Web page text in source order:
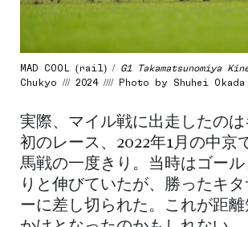
MAD COOL (rail) / G1 Takamatsunomiya
Chukyo /// 2024 //// Photo by Shuhei Okada
実際、マイル戦に出走したの
初のレース、2022年1月の中京
馬戦の一度きり。当時はゴー
りと伸びていたが、勝ったキ
ーに差し切られた。これが距離